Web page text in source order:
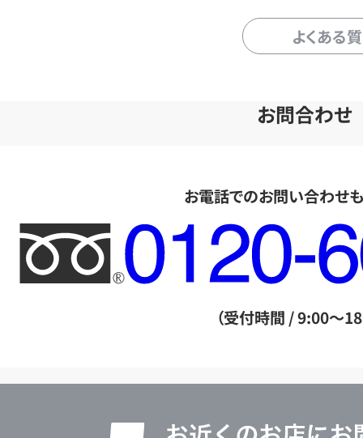
よくある
お問合わせ
お電話でのお問い合わせ
フ
リ
ー
ル
（受付時間 / 9:00～